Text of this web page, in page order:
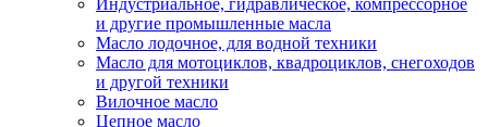
Индустриальное, гидравлическое, компрессорное
и другие промышленные масла
Масло лодочное, для водной техники
Масло для мотоциклов, квадроциклов, снегоходов
и другой техники
Вилочное масло
Цепное масло